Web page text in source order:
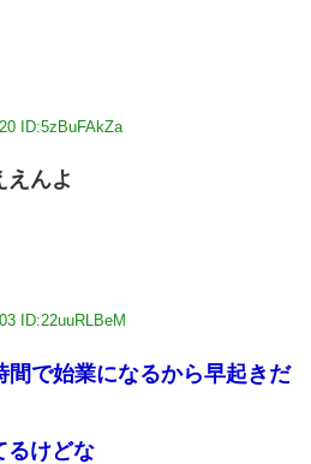
ID:5zBuFAkZa
えんよ
ID:22uuRLBeM
間で始業になるから早起きだ
るけどな